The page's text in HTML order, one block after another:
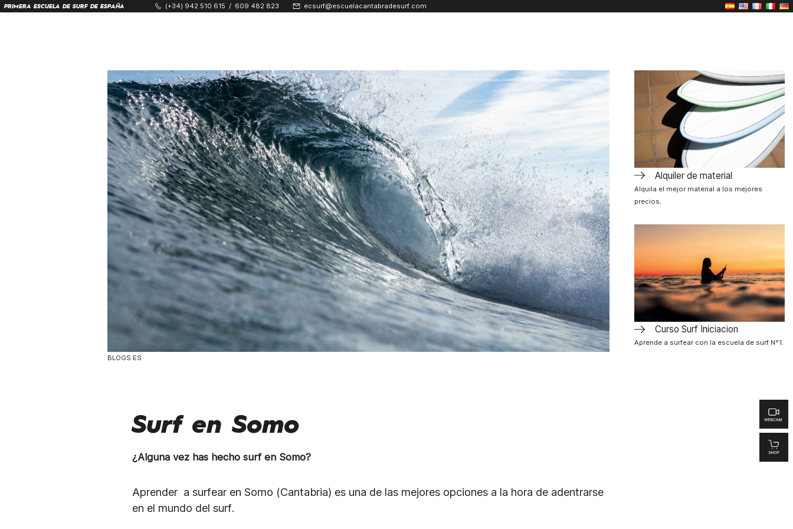
PRIMERA ESCUELA DE SURF DE ESPAÑA (+34) 942 510 615 / 609 482 823 ecsurf@escuelacantabradesurf.com
BLOGS ES
Surf en Somo
¿Alguna vez has hecho surf en Somo?
Aprender a surfear en Somo (Cantabria) es una de las mejores opciones a la hora de adentrarse
en el mundo del surf.
Alquiler de material
Alquila el mejor material a los mejores
precios.
Curso Surf Iniciacion
Aprende a surfear con la escuela de surf Nº1.